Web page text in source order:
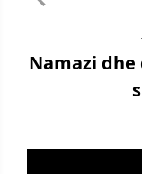
Namazi